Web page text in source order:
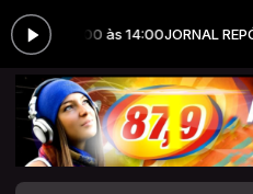
13:00 às 14:00JORNAL